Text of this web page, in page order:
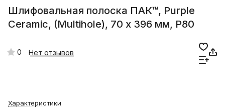
Шлифовальная полоска ПАК™, Purple
Сeramic, (Multihole), 70 х 396 мм, P80
0 Нет отзывов
Характеристики